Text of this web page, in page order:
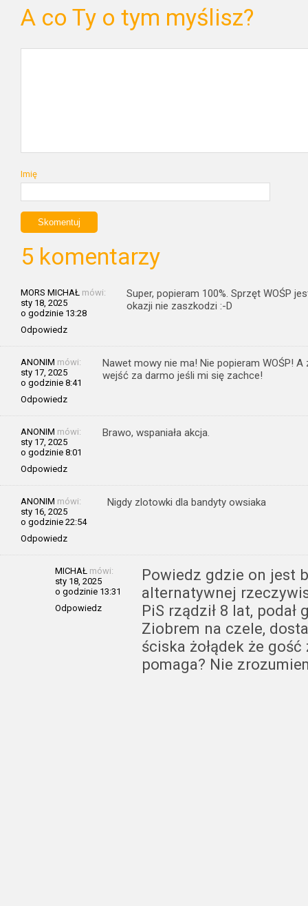
A co Ty o tym myślisz?
Imię
5 komentarzy
MORS MICHAŁ mówi:
sty 18, 2025
o godzinie 13:28
Odpowiedz
Super, popieram 100%. Sprzęt WOŚP
okazji nie zaszkodzi :-D
ANONIM mówi:
sty 17, 2025
o godzinie 8:41
Odpowiedz
Nawet mowy nie ma! Nie popieram WOŚP!
wejść za darmo jeśli mi się zachce!
ANONIM mówi:
sty 17, 2025
o godzinie 8:01
Odpowiedz
Brawo, wspaniała akcja.
ANONIM mówi:
sty 16, 2025
o godzinie 22:54
Odpowiedz
Nigdy zlotowki dla bandyty owsiaka
MICHAŁ mówi:
sty 18, 2025
o godzinie 13:31
Odpowiedz
Powiedz gdzie on jest
alternatywnej
PiS rządził 8 lat,
Ziobrem na czele,
ściska żołądek że
pomaga? Nie